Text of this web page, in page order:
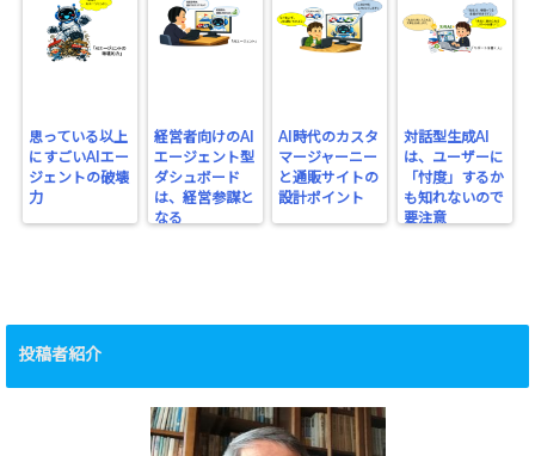
思っている以上
にすごいAIエー
ジェントの破壊
力
経営者向けのAI
エージェント型
ダシュボード
は、経営参謀と
なる
AI時代のカスタ
マージャーニー
と通販サイトの
設計ポイント
対話型生成AI
は、ユーザーに
「忖度」するか
も知れないので
要注意
投稿者紹介